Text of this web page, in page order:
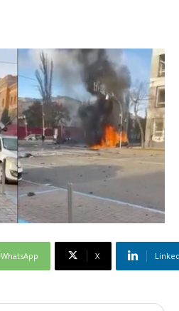
WhatsApp X